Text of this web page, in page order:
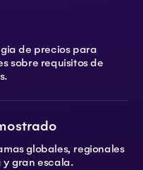
de precios para
sobre requisitos de
globales, regionales
y gran escala.